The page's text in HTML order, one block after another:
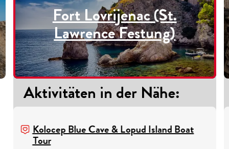
Fort Lovrijenac (St.
Lawrence Festung)
Aktivitäten in der Nähe:
Kolocep Blue Cave & Lopud Island Boat
Tour